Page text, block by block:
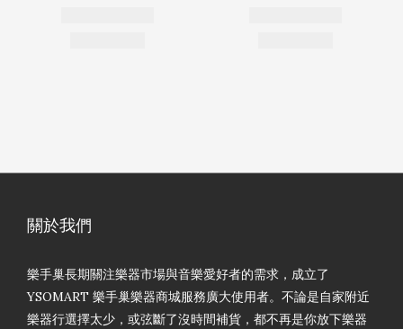
關於我們
樂手巢長期關注樂器市場與音樂愛好者的需求，成立了
YSOMART 樂手巢樂器商城服務廣大使用者。不論是自家附近
樂器行選擇太少，或弦斷了沒時間補貨，都不再是你放下樂器